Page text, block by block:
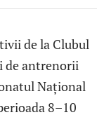
de la Clubul
de antrenorii
Național
8–10